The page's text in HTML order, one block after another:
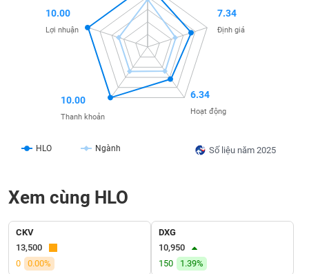
Số liệu năm 2025
HLO Ngành
7.34
Định giá
6.34
Hoạt động
10.00
Thanh khoản
10.00
Lợi nhuận
Xem cùng HLO
CKV
13,500
0
0.00%
DXG
10,950
150
1.39%
KHỎE
NGHỆ
TIN